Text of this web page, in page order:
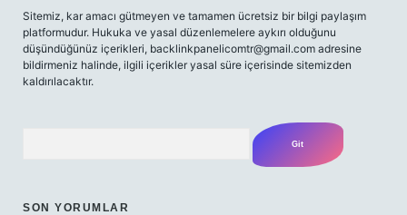
Sitemiz, kar amacı gütmeyen ve tamamen ücretsiz bir bilgi paylaşım
platformudur. Hukuka ve yasal düzenlemelere aykırı olduğunu
düşündüğünüz içerikleri, backlinkpanelicomtr@gmail.com adresine
bildirmeniz halinde, ilgili içerikler yasal süre içerisinde sitemizden
kaldırılacaktır.
SON YORUMLAR